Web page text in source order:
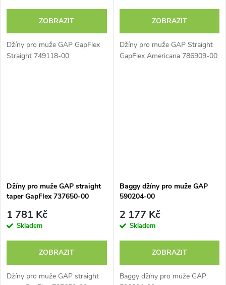
ZOBRAZIT
Džíny pro muže GAP GapFlex
Straight 749118-00
ZOBRAZIT
Džíny pro muže GAP Straight
GapFlex Americana 786909-00
Džíny pro muže GAP straight
taper GapFlex 737650-00
1 781 Kč
Skladem
ZOBRAZIT
Džíny pro muže GAP straight
Baggy džíny pro muže GAP
590204-00
2 177 Kč
Skladem
ZOBRAZIT
Baggy džíny pro muže GAP